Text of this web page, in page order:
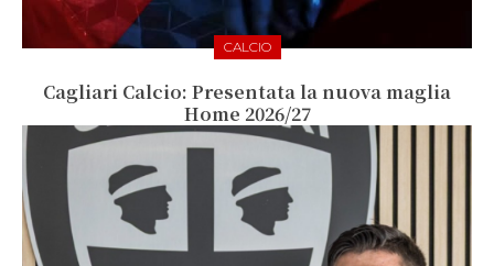
CALCIO
Cagliari Calcio: Presentata la nuova maglia
Home 2026/27